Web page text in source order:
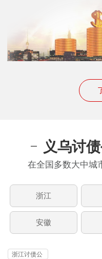
义乌讨
在全国多数大中城
浙江
安徽
浙江讨债公